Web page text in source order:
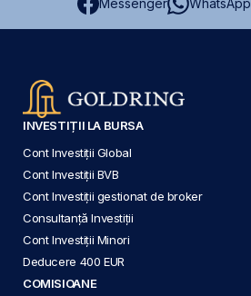
Messenger WhatsApp
INVESTIȚII LA BURSA
Cont Investiții Global
Cont Investiții BVB
Cont Investiții gestionat de broker
Consultanță Investiții
Cont Investiții Minori
Deducere 400 EUR
COMISIOANE